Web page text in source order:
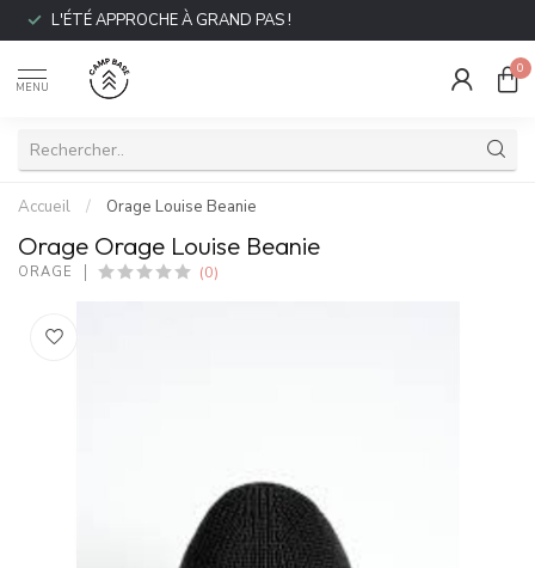
L'ÉTÉ APPROCHE À GRAND PAS !
MENU
0
Accueil / Orage Louise Beanie
Orage Orage Louise Beanie
ORAGE (0)